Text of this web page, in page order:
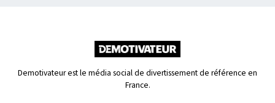
Demotivateur est le média social de divertissement de référence en
France.